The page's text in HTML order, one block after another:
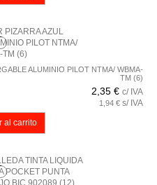
ALUMINIO PILOT NTMA/ WBMA-
TM (6)
2,35 € c/ IVA
1,94 € s/ IVA
al carrito